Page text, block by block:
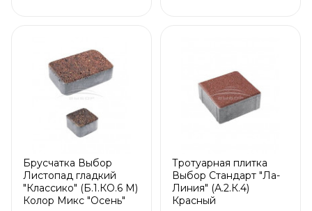
Брусчатка Выбор
Листопад гладкий
"Классико" (Б.1.КО.6 М)
Колор Микс "Осень"
Тротуарная плитка
Выбор Стандарт "Ла-
Линия" (А.2.К.4)
Красный